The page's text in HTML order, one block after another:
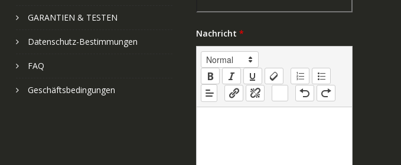
GARANTIEN & TESTEN
Datenschutz-Bestimmungen
FAQ
Geschäftsbedingungen
Nachricht *